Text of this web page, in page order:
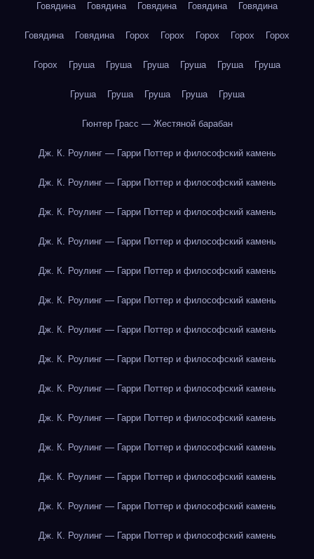
Говядина Говядина Говядина Говядина Говядина
Говядина Говядина Горох Горох Горох Горох Горох
Горох Груша Груша Груша Груша Груша Груша
Груша Груша Груша Груша Груша
Гюнтер Грасс — Жестяной барабан
Дж. К. Роулинг — Гарри Поттер и философский камень
Дж. К. Роулинг — Гарри Поттер и философский камень
Дж. К. Роулинг — Гарри Поттер и философский камень
Дж. К. Роулинг — Гарри Поттер и философский камень
Дж. К. Роулинг — Гарри Поттер и философский камень
Дж. К. Роулинг — Гарри Поттер и философский камень
Дж. К. Роулинг — Гарри Поттер и философский камень
Дж. К. Роулинг — Гарри Поттер и философский камень
Дж. К. Роулинг — Гарри Поттер и философский камень
Дж. К. Роулинг — Гарри Поттер и философский камень
Дж. К. Роулинг — Гарри Поттер и философский камень
Дж. К. Роулинг — Гарри Поттер и философский камень
Дж. К. Роулинг — Гарри Поттер и философский камень
Дж. К. Роулинг — Гарри Поттер и философский камень